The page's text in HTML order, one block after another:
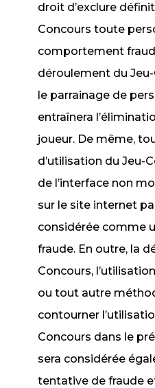
droit d’exclure
Concours toute
comportement
déroulement du
le parrainage de
entraînera
joueur. De même,
d’utilisation du Jeu-
de l’interface non
sur le site internet
considérée comme
fraude. En outre, la
Concours,
ou tout autre
contourner
Concours dans le
sera considérée
tentative de fraude